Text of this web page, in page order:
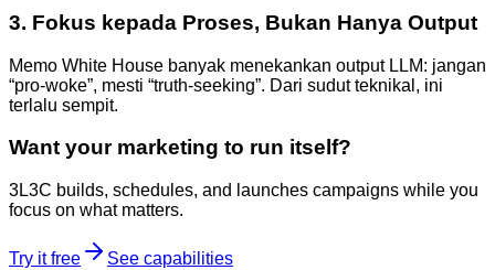
3. Fokus kepada Proses, Bukan Hanya Output
Memo White House banyak menekankan output LLM: jangan
“pro-woke”, mesti “truth-seeking”. Dari sudut teknikal, ini
terlalu sempit.
Want your marketing to run itself?
3L3C builds, schedules, and launches campaigns while you
focus on what matters.
Try it free
See capabilities